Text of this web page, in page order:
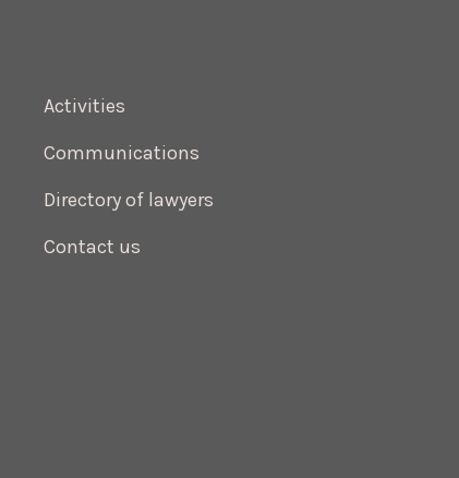
Activities
Communications
Directory of lawyers
Contact us